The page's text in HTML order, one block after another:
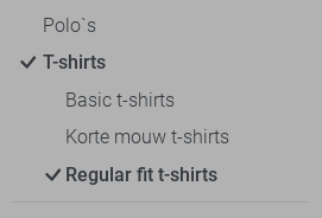
Polo`s
T-shirts
Basic t-shirts
Korte mouw t-shirts
Regular fit t-shirts